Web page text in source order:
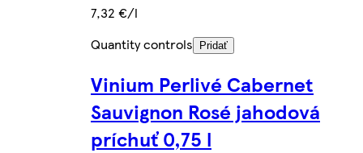
7,32 €/l
Quantity controls
Pridať
Vinium Perlivé Cabernet
Sauvignon Rosé jahodová
príchuť 0,75 l